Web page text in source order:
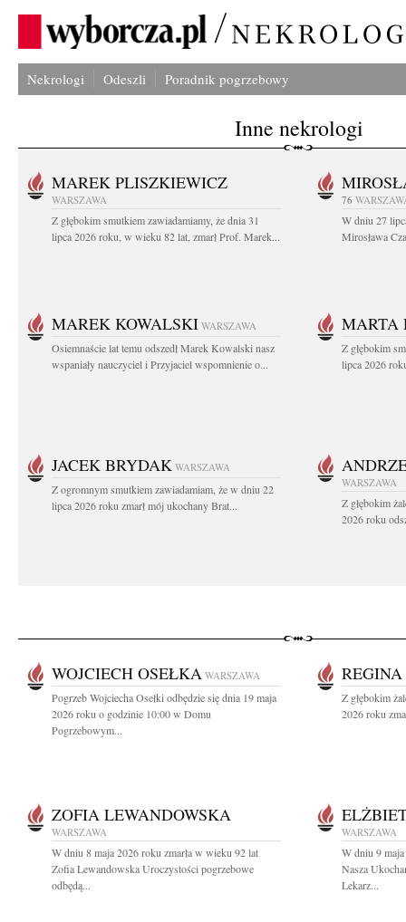
Nekrologi Odeszli Poradnik pogrzebowy
Inne nekrologi
MAREK PLISZKIEWICZ
WARSZAWA
Z głębokim smutkiem zawiadamiamy, że dnia 31
lipca 2026 roku, w wieku 82 lat, zmarł Prof. Marek...
76
W dniu 27
Mirosława
MAREK KOWALSKI WARSZAWA
Osiemnaście lat temu odszedł Marek Kowalski nasz
wspaniały nauczyciel i Przyjaciel wspomnienie o...
MARTA
Z głębokim
lipca 2026
JACEK BRYDAK WARSZAWA
Z ogromnym smutkiem zawiadamiam, że w dniu 22
lipca 2026 roku zmarł mój ukochany Brat...
WARSZAWA
Z głębokim
2026 roku
WOJCIECH OSEŁKA WARSZAWA
Pogrzeb Wojciecha Osełki odbędzie się dnia 19 maja
2026 roku o godzinie 10:00 w Domu
Pogrzebowym...
Z głębokim
2026 roku
ZOFIA LEWANDOWSKA
WARSZAWA
W dniu 8 maja 2026 roku zmarła w wieku 92 lat
Zofia Lewandowska Uroczystości pogrzebowe
odbędą...
WARSZAWA
W dniu 9
Nasza
Lekarz...